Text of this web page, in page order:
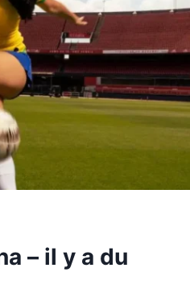
– il y a du